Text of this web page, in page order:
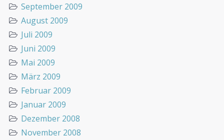
September 2009
August 2009
Juli 2009
Juni 2009
Mai 2009
März 2009
Februar 2009
Januar 2009
Dezember 2008
November 2008